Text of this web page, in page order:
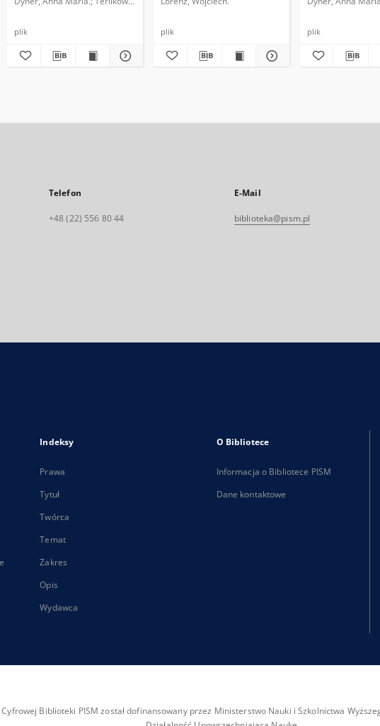
plik plik plik
Telefon
+48 (22) 556 80 44
E-Mail
biblioteka@pism.pl
Indeksy
Prawa
Tytuł
Twórca
Temat
Zakres
Opis
Wydawca
O Bibliotece
Informacja o Bibliotece PISM
Dane kontaktowe
Biblioteki PISM został dofinansowany przez Ministerstwo Nauki i Szkolnictwa